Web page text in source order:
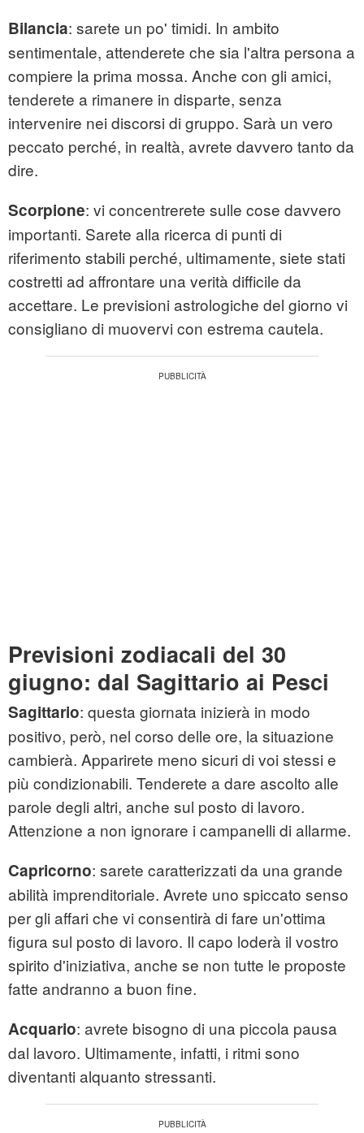
Bilancia: sarete un po' timidi. In ambito
sentimentale, attenderete che sia l'altra persona a
compiere la prima mossa. Anche con gli amici,
tenderete a rimanere in disparte, senza
intervenire nei discorsi di gruppo. Sarà un vero
peccato perché, in realtà, avrete davvero tanto da
dire.
Scorpione: vi concentrerete sulle cose davvero
importanti. Sarete alla ricerca di punti di
riferimento stabili perché, ultimamente, siete stati
costretti ad affrontare una verità difficile da
accettare. Le previsioni astrologiche del giorno vi
consigliano di muovervi con estrema cautela.
Previsioni zodiacali del 30
giugno: dal Sagittario ai Pesci
Sagittario: questa giornata inizierà in modo
positivo, però, nel corso delle ore, la situazione
cambierà. Apparirete meno sicuri di voi stessi e
più condizionabili. Tenderete a dare ascolto alle
parole degli altri, anche sul posto di lavoro.
Attenzione a non ignorare i campanelli di allarme.
Capricorno: sarete caratterizzati da una grande
abilità imprenditoriale. Avrete uno spiccato senso
per gli affari che vi consentirà di fare un'ottima
figura sul posto di lavoro. Il capo loderà il vostro
spirito d'iniziativa, anche se non tutte le proposte
fatte andranno a buon fine.
Acquario: avrete bisogno di una piccola pausa
dal lavoro. Ultimamente, infatti, i ritmi sono
diventanti alquanto stressanti.